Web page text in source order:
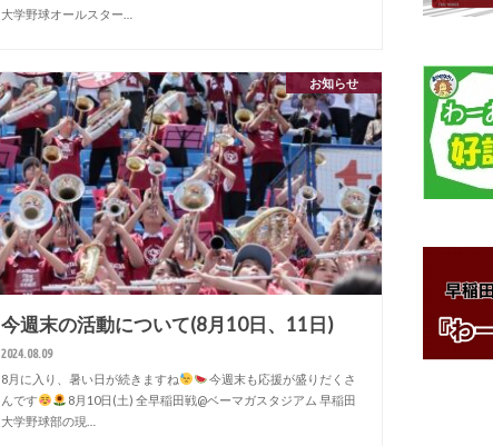
大学野球オールスター…
お知らせ
今週末の活動について(8月10日、11日)
2024.08.09
8月に入り、暑い日が続きますね
今週末も応援が盛りだくさ
んです
8月10日(土) 全早稲田戦@ベーマガスタジアム 早稲田
大学野球部の現…